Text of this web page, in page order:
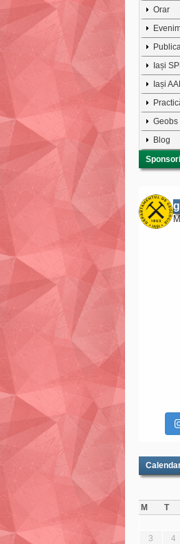
Orar
Iași
Iași
Geobs
Blog
M T
3
4